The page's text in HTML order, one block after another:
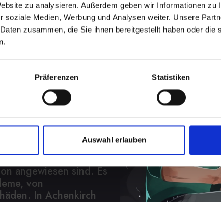
zu analysieren. Außerdem geben wir Informationen zu
soziale Medien, Werbung und Analysen weiter. Unsere
zusammen, die Sie ihnen bereitgestellt haben oder die
Präferenzen Statistiken
Auswahl erlauben
bei
13 in
Sie
an
beeinträchtigen.
Sie auf Ihr
angewiesen sind. Es
von
In Achenkirch